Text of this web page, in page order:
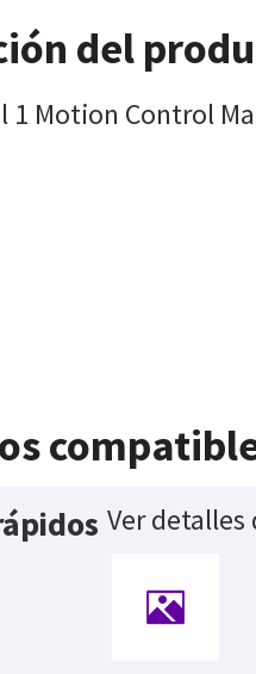
del
1 Motion Control
Ver